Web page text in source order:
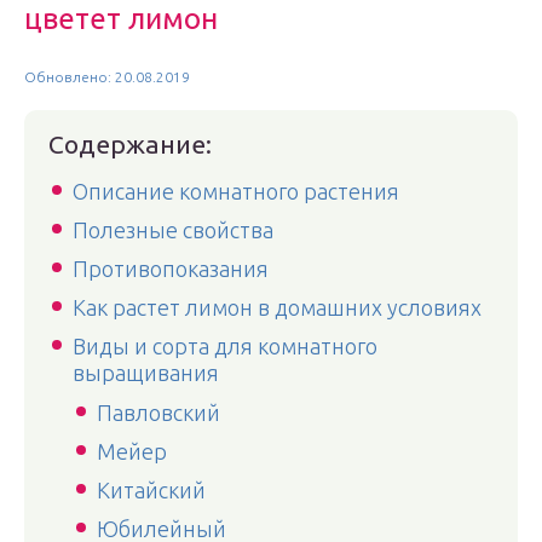
цветет лимон
Обновлено: 20.08.2019
Содержание:
Описание комнатного растения
Полезные свойства
Противопоказания
Как растет лимон в домашних условиях
Виды и сорта для комнатного
выращивания
Павловский
Мейер
Китайский
Юбилейный